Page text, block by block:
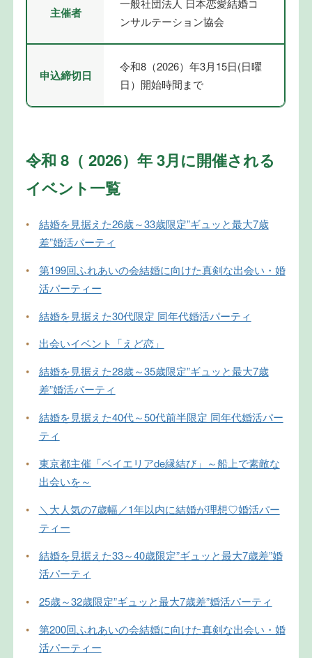
主催者
ンサルテーション協会
申込締切日
令和8（2026）年3月15日(日曜
日）開始時間まで
令和 8（ 2026）年 3月に開催される
イベント一覧
•
結婚を見据えた26歳～33歳限定”ギュッと最大7歳
差”婚活パーティ
•
第199回ふれあいの会結婚に向けた真剣な出会い・婚
活パーティー
•
結婚を見据えた30代限定 同年代婚活パーティ
•
出会いイベント「えど恋」
•
結婚を見据えた28歳～35歳限定”ギュッと最大7歳
差”婚活パーティ
•
結婚を見据えた40代～50代前半限定 同年代婚活パー
ティ
•
東京都主催「ベイエリアde縁結び」～船上で素敵な
出会いを～
•
＼大人気の7歳幅／1年以内に結婚が理想♡婚活パー
ティー
•
結婚を見据えた33～40歳限定”ギュッと最大7歳差”婚
活パーティ
•
25歳～32歳限定”ギュッと最大7歳差”婚活パーティ
•
第200回ふれあいの会結婚に向けた真剣な出会い・婚
活パーティー